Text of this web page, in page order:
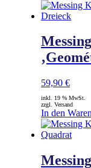
59,90 €
inkl. 19 % MwSt.
zzgl. Versand
In den